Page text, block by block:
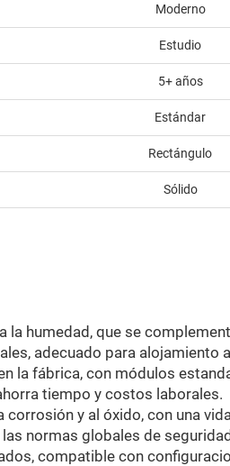
Moderno
Estudio
5+ años
Estándar
Rectángulo
Sólido
humedad, que se
adecuado para alojamiento
la fábrica, con módulos
tiempo y costos laborales.
y al óxido, con una
normas globales de
compatible con